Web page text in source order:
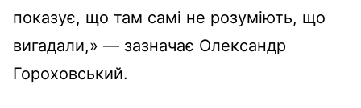
показує, що там самі не розуміють, що
вигадали,» — зазначає Олександр
Гороховський.